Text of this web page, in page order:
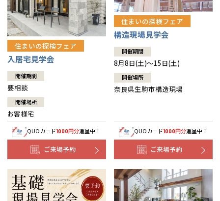
住まいの探検フェア
入居宅見学会
開催期間
要相談
開催場所
お客様宅
QUOカード1000円分進呈中！
ご来場予約
住まいの探検フェア
構造現場見学会
開催期間
8月8日(土)～15日(土)
開催場所
奈良県生駒市構造現場
QUOカード1000円分進呈中！
ご来場予約